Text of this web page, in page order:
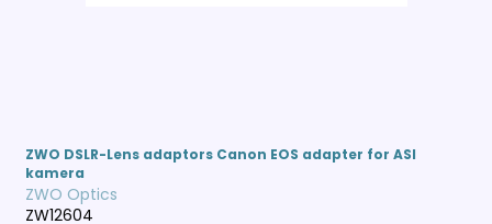
ZWO DSLR-Lens adaptors Canon EOS adapter for ASI
kamera
ZWO Optics
ZW12604